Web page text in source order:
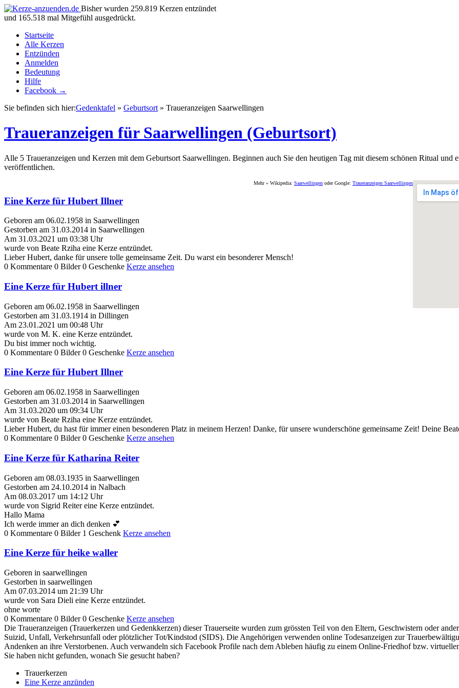
Bisher wurden 259.819 Kerzen entzündet
und 165.518 mal Mitgefühl ausgedrückt.
Startseite
Alle Kerzen
Entzünden
Anmelden
Bedeutung
Hilfe
Facebook →
Sie befinden sich hier:Gedenktafel » Geburtsort » Traueranzeigen Saarwellingen
Traueranzeigen für Saarwellingen (Geburtsort)
Alle 5 Traueranzeigen und Kerzen mit dem Geburtsort Saarwellingen. Beginnen auch Sie den heutigen Tag mit diesem schönen Ritual und
veröffentlichen.
Mehr » Wikipedia: Saarwellingen oder Google: Traueranzeigen Saarwellingen
Eine Kerze für Hubert Illner
Geboren am 06.02.1958 in Saarwellingen
Gestorben am 31.03.2014 in Saarwellingen
Am 31.03.2021 um 03:38 Uhr
wurde von Beate Rziha eine Kerze entzündet.
Lieber Hubert, danke für unsere tolle gemeinsame Zeit. Du warst ein besonderer Mensch!
0 Kommentare 0 Bilder 0 Geschenke Kerze ansehen
Eine Kerze für Hubert illner
Geboren am 06.02.1958 in Saarwellingen
Gestorben am 31.03.1914 in Dillingen
Am 23.01.2021 um 00:48 Uhr
wurde von M. K. eine Kerze entzündet.
Du bist immer noch wichtig.
0 Kommentare 0 Bilder 0 Geschenke Kerze ansehen
Eine Kerze für Hubert Illner
Geboren am 06.02.1958 in Saarwellingen
Gestorben am 31.03.2014 in Saarwellingen
Am 31.03.2020 um 09:34 Uhr
wurde von Beate Rziha eine Kerze entzündet.
Lieber Hubert, du hast für immer einen besonderen Platz in meinem Herzen! Danke, für unsere wunderschöne gemeinsame Zeit! Deine
0 Kommentare 0 Bilder 0 Geschenke Kerze ansehen
Eine Kerze für Katharina Reiter
Geboren am 08.03.1935 in Saarwellingen
Gestorben am 24.10.2014 in Nalbach
Am 08.03.2017 um 14:12 Uhr
wurde von Sigrid Reiter eine Kerze entzündet.
Hallo Mama
Ich werde immer an dich denken 💕
0 Kommentare 0 Bilder 1 Geschenk Kerze ansehen
Eine Kerze für heike waller
Geboren in saarwellingen
Gestorben in saarwellingen
Am 07.03.2014 um 21:39 Uhr
wurde von Sara Dieli eine Kerze entzündet.
ohne worte
0 Kommentare 0 Bilder 0 Geschenke Kerze ansehen
Die Traueranzeigen (Trauerkerzen und Gedenkkerzen) dieser Trauerseite wurden zum grössten Teil von den Eltern, Geschwistern oder
Suizid, Unfall, Verkehrsunfall oder plötzlicher Tot/Kindstod (SIDS). Die Angehörigen verwenden online Todesanzeigen zur
Andenken an ihre Verstorbenen. Auch verwandeln sich Facebook Profile nach dem Ableben häufig zu einem Online-Friedhof bzw.
Sie haben nicht gefunden, wonach Sie gesucht haben?
Trauerkerzen
Eine Kerze anzünden